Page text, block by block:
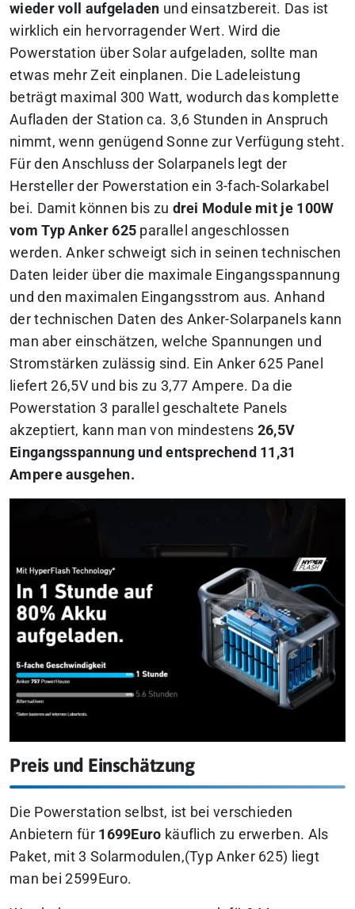
wieder voll aufgeladen und einsatzbereit. Das ist
wirklich ein hervorragender Wert. Wird die
Powerstation über Solar aufgeladen, sollte man
etwas mehr Zeit einplanen. Die Ladeleistung
beträgt maximal 300 Watt, wodurch das komplette
Aufladen der Station ca. 3,6 Stunden in Anspruch
nimmt, wenn genügend Sonne zur Verfügung steht.
Für den Anschluss der Solarpanels legt der
Hersteller der Powerstation ein 3-fach-Solarkabel
bei. Damit können bis zu drei Module mit je 100W
vom Typ Anker 625 parallel angeschlossen
werden. Anker schweigt sich in seinen technischen
Daten leider über die maximale Eingangsspannung
und den maximalen Eingangsstrom aus. Anhand
der technischen Daten des Anker-Solarpanels kann
man aber einschätzen, welche Spannungen und
Stromstärken zulässig sind. Ein Anker 625 Panel
liefert 26,5V und bis zu 3,77 Ampere. Da die
Powerstation 3 parallel geschaltete Panels
akzeptiert, kann man von mindestens 26,5V
Eingangsspannung und entsprechend 11,31
Ampere ausgehen.
Preis und Einschätzung
Die Powerstation selbst, ist bei verschieden
Anbietern für 1699Euro käuflich zu erwerben. Als
Paket, mit 3 Solarmodulen,(Typ Anker 625) liegt
man bei 2599Euro.